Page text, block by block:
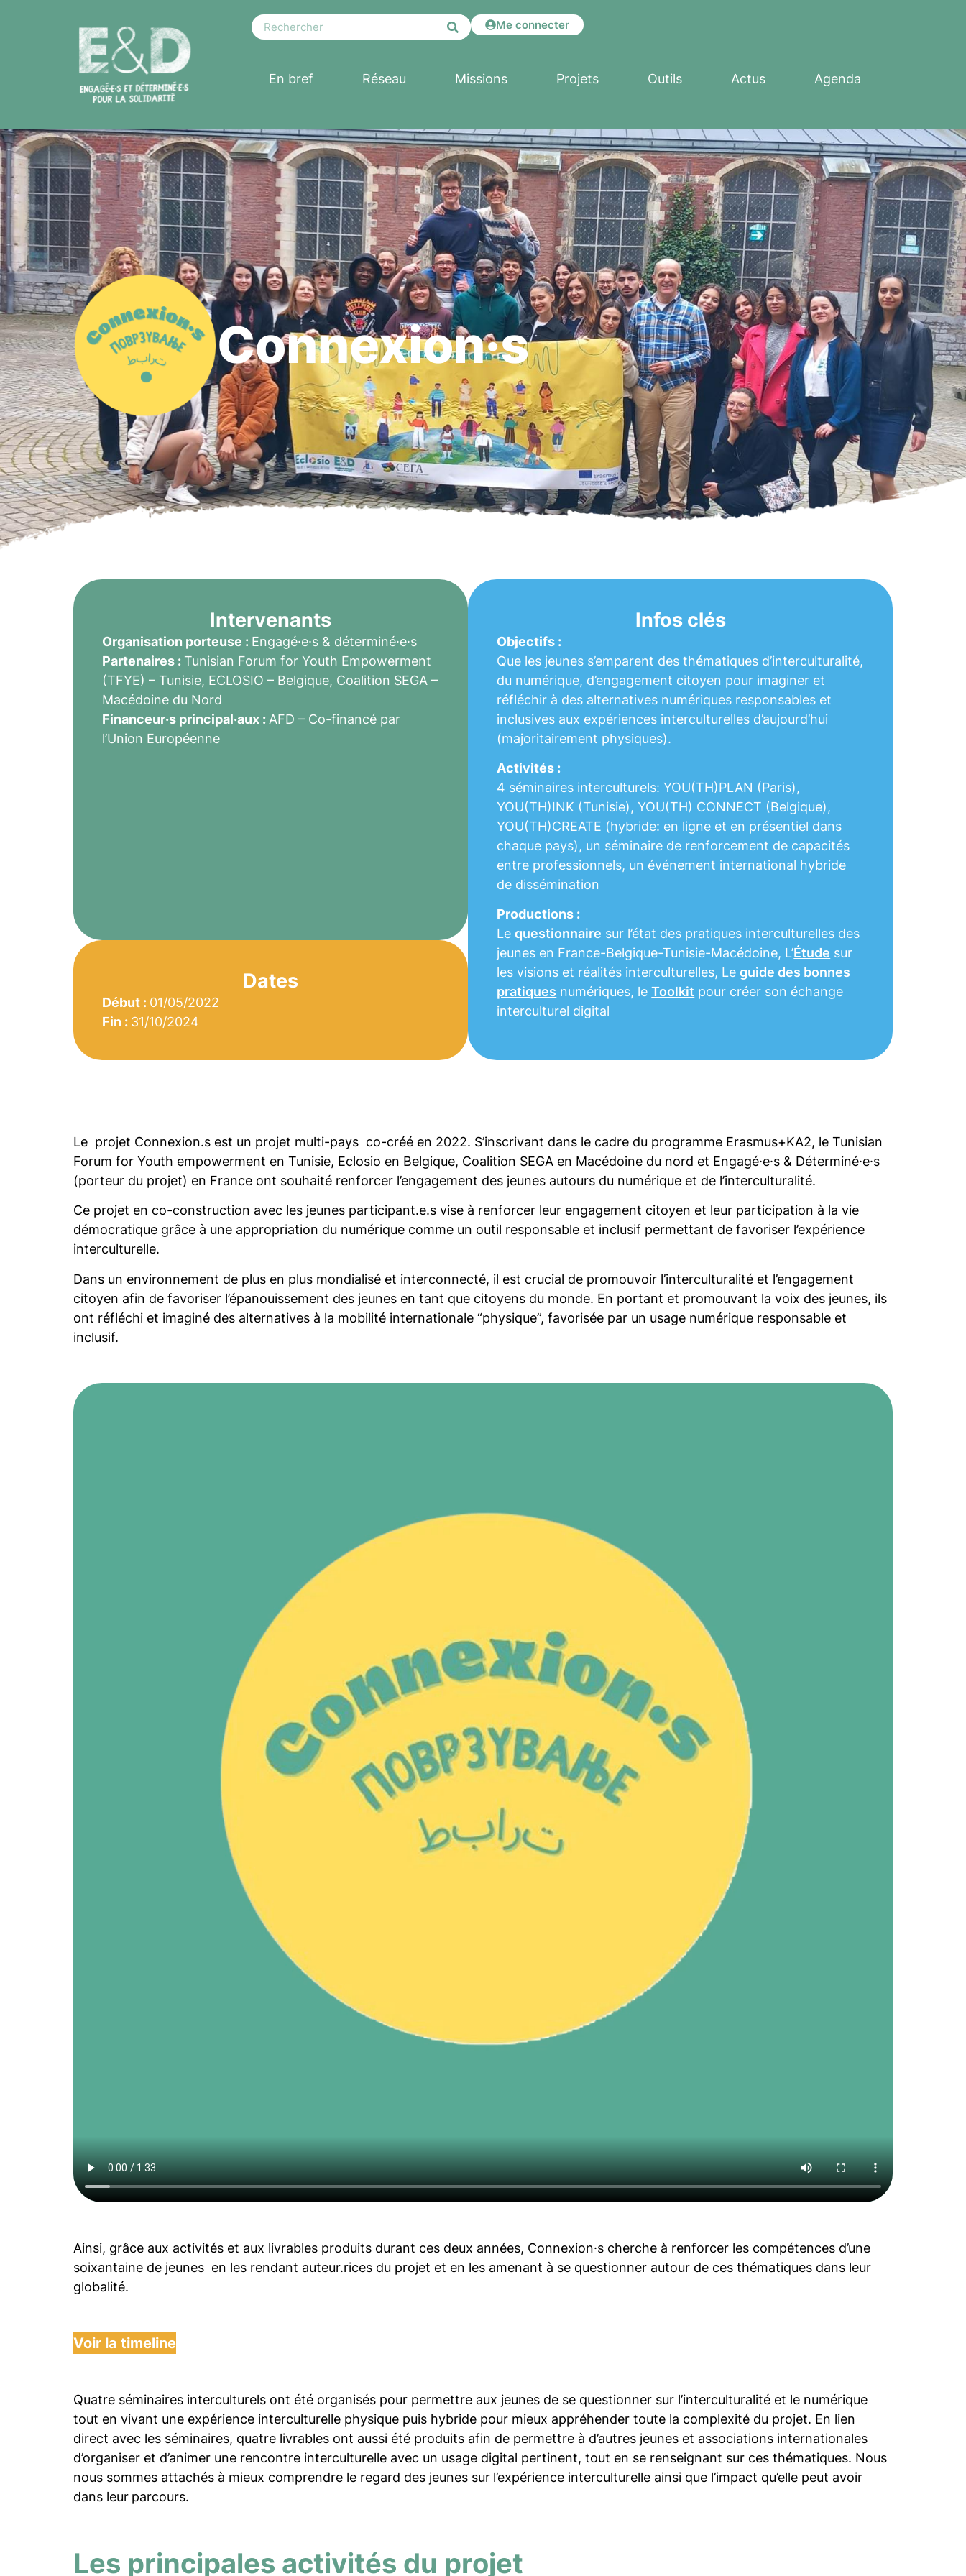
Me connecter
En bref Réseau Missions Projets Outils Actus Agenda
Connexion·s
Intervenants
Organisation porteuse : Engagé·e·s & déterminé·e·s
Partenaires : Tunisian Forum for Youth Empowerment
(TFYE) – Tunisie, ECLOSIO – Belgique, Coalition SEGA –
Macédoine du Nord
Financeur·s principal·aux : AFD – Co-financé par
l’Union Européenne
Dates
Début : 01/05/2022
Fin : 31/10/2024
Infos clés
Objectifs :
Que les jeunes s’emparent des thématiques d’interculturalité,
du numérique, d’engagement citoyen pour imaginer et
réfléchir à des alternatives numériques responsables et
inclusives aux expériences interculturelles d’aujourd’hui
(majoritairement physiques).
Activités :
4 séminaires interculturels: YOU(TH)PLAN (Paris),
YOU(TH)INK (Tunisie), YOU(TH) CONNECT (Belgique),
YOU(TH)CREATE (hybride: en ligne et en présentiel dans
chaque pays), un séminaire de renforcement de capacités
entre professionnels, un événement international hybride
de dissémination
Productions :
Lequestionnaire sur l’état des pratiques interculturelles des
jeunes en France-Belgique-Tunisie-Macédoine, L’Étude sur
les visions et réalités interculturelles, Leguide des bonnes
pratiques numériques, leToolkit pour créer son échange
interculturel digital
Le projet Connexion.s est un projet multi-pays co-créé en 2022. S’inscrivant dans le cadre du programme Erasmus+KA2, le Tunisian
Forum for Youth empowerment en Tunisie, Eclosio en Belgique, Coalition SEGA en Macédoine du nord et Engagé·e·s & Déterminé·e·s
(porteur du projet) en France ont souhaité renforcer l’engagement des jeunes autours du numérique et de l’interculturalité.
Ce projet en co-construction avec les jeunes participant.e.s vise à renforcer leur engagement citoyen et leur participation à la vie
démocratique grâce à une appropriation du numérique comme un outil responsable et inclusif permettant de favoriser l’expérience
interculturelle.
Dans un environnement de plus en plus mondialisé et interconnecté, il est crucial de promouvoir l’interculturalité et l’engagement
citoyen afin de favoriser l’épanouissement des jeunes en tant que citoyens du monde. En portant et promouvant la voix des jeunes, ils
ont réfléchi et imaginé des alternatives à la mobilité internationale “physique”, favorisée par un usage numérique responsable et
inclusif.
Ainsi, grâce aux activités et aux livrables produits durant ces deux années, Connexion·s cherche à renforcer les compétences d’une
soixantaine de jeunes en les rendant auteur.rices du projet et en les amenant à se questionner autour de ces thématiques dans leur
globalité.
Voir la timeline
Quatre séminaires interculturels ont été organisés pour permettre aux jeunes de se questionner sur l’interculturalité et le numérique
tout en vivant une expérience interculturelle physique puis hybride pour mieux appréhender toute la complexité du projet. En lien
direct avec les séminaires, quatre livrables ont aussi été produits afin de permettre à d’autres jeunes et associations internationales
d’organiser et d’animer une rencontre interculturelle avec un usage digital pertinent, tout en se renseignant sur ces thématiques. Nous
nous sommes attachés à mieux comprendre le regard des jeunes sur l’expérience interculturelle ainsi que l’impact qu’elle peut avoir
dans leur parcours.
Les principales activités du projet